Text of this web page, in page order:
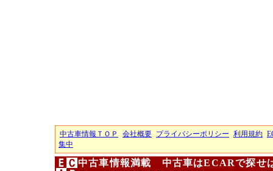
中古車情報ＴＯＰ 会社概要 プライバシーポリシー 利用規約
集中
中古車情報満載 中古車はECARで探せ